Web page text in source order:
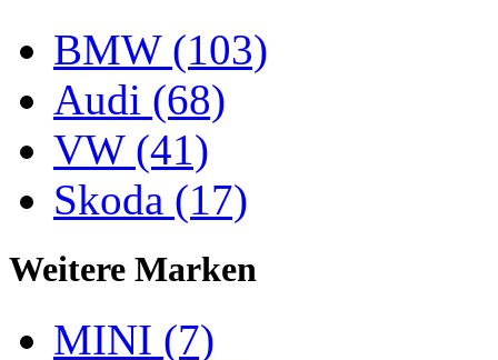
BMW (103)
Audi (68)
VW (41)
Skoda (17)
Weitere Marken
MINI (7)